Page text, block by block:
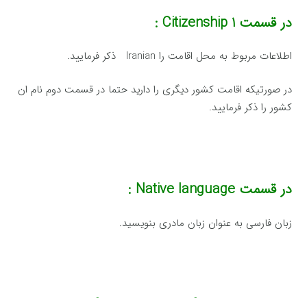
در قسمت Citizenship 1 :
اطلاعات مربوط به محل اقامت را Iranian ذکر فرمایید.
در صورتیکه اقامت کشور دیگری را دارید حتما در قسمت دوم نام ان
کشور را ذکر فرمایید.
در قسمت Native language :
زبان فارسی به عنوان زبان مادری بنویسید.